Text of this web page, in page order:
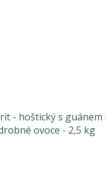
- hoštický s guánem
ovoce - 2,5 kg